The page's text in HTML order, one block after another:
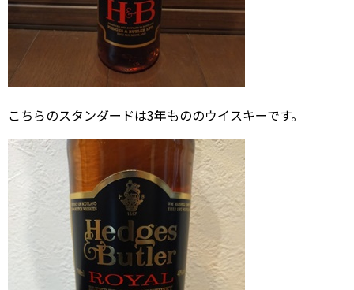
こちらのスタンダードは3年もののウイスキーです。